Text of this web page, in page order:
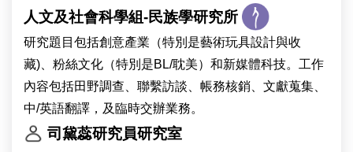
人文及社會科學組-民族學研究所
研究題目包括創意產業（特別是藝術玩具設計與收
藏)、粉絲文化（特別是BL/耽美）和新媒體科技。工作
內容包括田野調查、聯繫訪談、帳務核銷、文獻蒐集、
中/英語翻譯，及臨時交辦業務。
司黛蕊研究員研究室